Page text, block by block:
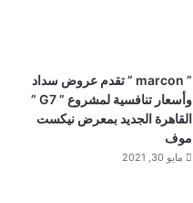
” marcon ” تقدم عروض سداد
وأسعار تنافسية لمشروع ” G7 ”
القاهرة الجديد بمعرض نيكست
موف
مايو 30, 2021